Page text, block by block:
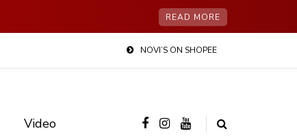
READ MORE
NOVI’S ON SHOPEE
Video